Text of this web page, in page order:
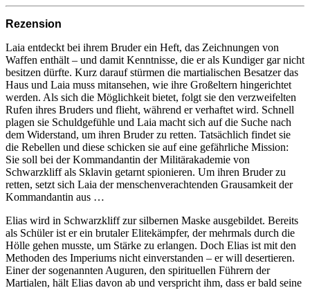
Rezension
Laia entdeckt bei ihrem Bruder ein Heft, das Zeichnungen von
Waffen enthält – und damit Kenntnisse, die er als Kundiger gar nicht
besitzen dürfte. Kurz darauf stürmen die martialischen Besatzer das
Haus und Laia muss mitansehen, wie ihre Großeltern hingerichtet
werden. Als sich die Möglichkeit bietet, folgt sie den verzweifelten
Rufen ihres Bruders und flieht, während er verhaftet wird. Schnell
plagen sie Schuldgefühle und Laia macht sich auf die Suche nach
dem Widerstand, um ihren Bruder zu retten. Tatsächlich findet sie
die Rebellen und diese schicken sie auf eine gefährliche Mission:
Sie soll bei der Kommandantin der Militärakademie von
Schwarzkliff als Sklavin getarnt spionieren. Um ihren Bruder zu
retten, setzt sich Laia der menschenverachtenden Grausamkeit der
Kommandantin aus …
Elias wird in Schwarzkliff zur silbernen Maske ausgebildet. Bereits
als Schüler ist er ein brutaler Elitekämpfer, der mehrmals durch die
Hölle gehen musste, um Stärke zu erlangen. Doch Elias ist mit den
Methoden des Imperiums nicht einverstanden – er will desertieren.
Einer der sogenannten Auguren, den spirituellen Führern der
Martialen, hält Elias davon ab und verspricht ihm, dass er bald seine